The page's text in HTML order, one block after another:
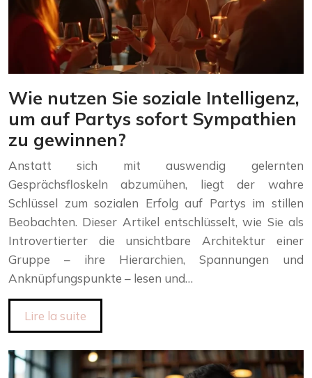
Wie nutzen Sie soziale Intelligenz,
um auf Partys sofort Sympathien
zu gewinnen?
Anstatt sich mit auswendig gelernten
Gesprächsfloskeln abzumühen, liegt der wahre
Schlüssel zum sozialen Erfolg auf Partys im stillen
Beobachten. Dieser Artikel entschlüsselt, wie Sie als
Introvertierter die unsichtbare Architektur einer
Gruppe – ihre Hierarchien, Spannungen und
Anknüpfungspunkte – lesen und…
Lire la suite